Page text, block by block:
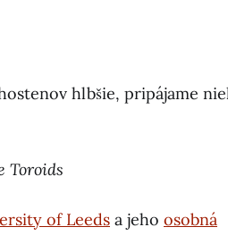
hlbšie, pripájame
Toroids
of Leeds a jeho osobná